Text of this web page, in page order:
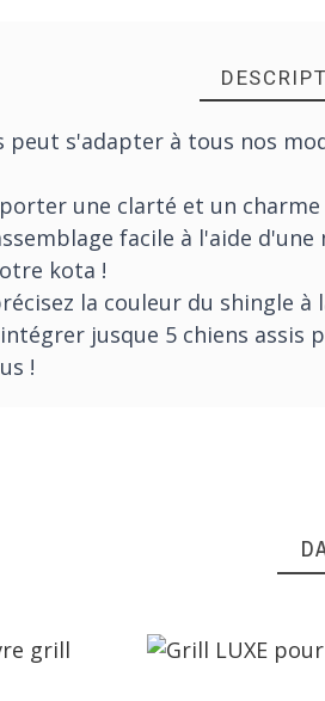
peut s'adapter à tous nos
une clarté et un
facile à l'aide
kota !
la couleur du shingle à
jusque 5 chiens assis
!